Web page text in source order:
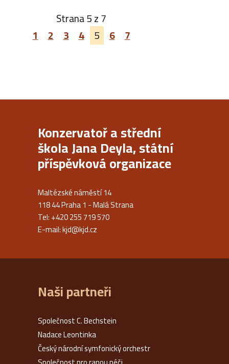
Strana 5 z 7
1 2 3 4 5 6 7
Konzervatoř a střední
škola Jana Deyla, státní
příspěvková organizace
Maltézské náměstí 14
118 44 Praha 1 - Malá Strana
Tel: +420 255 719 570
E-mail:kjd@kjd.cz
Naši partneři
Společnost C. Bechstein
Nadace Leontinka
Český národní symfonický orchestr